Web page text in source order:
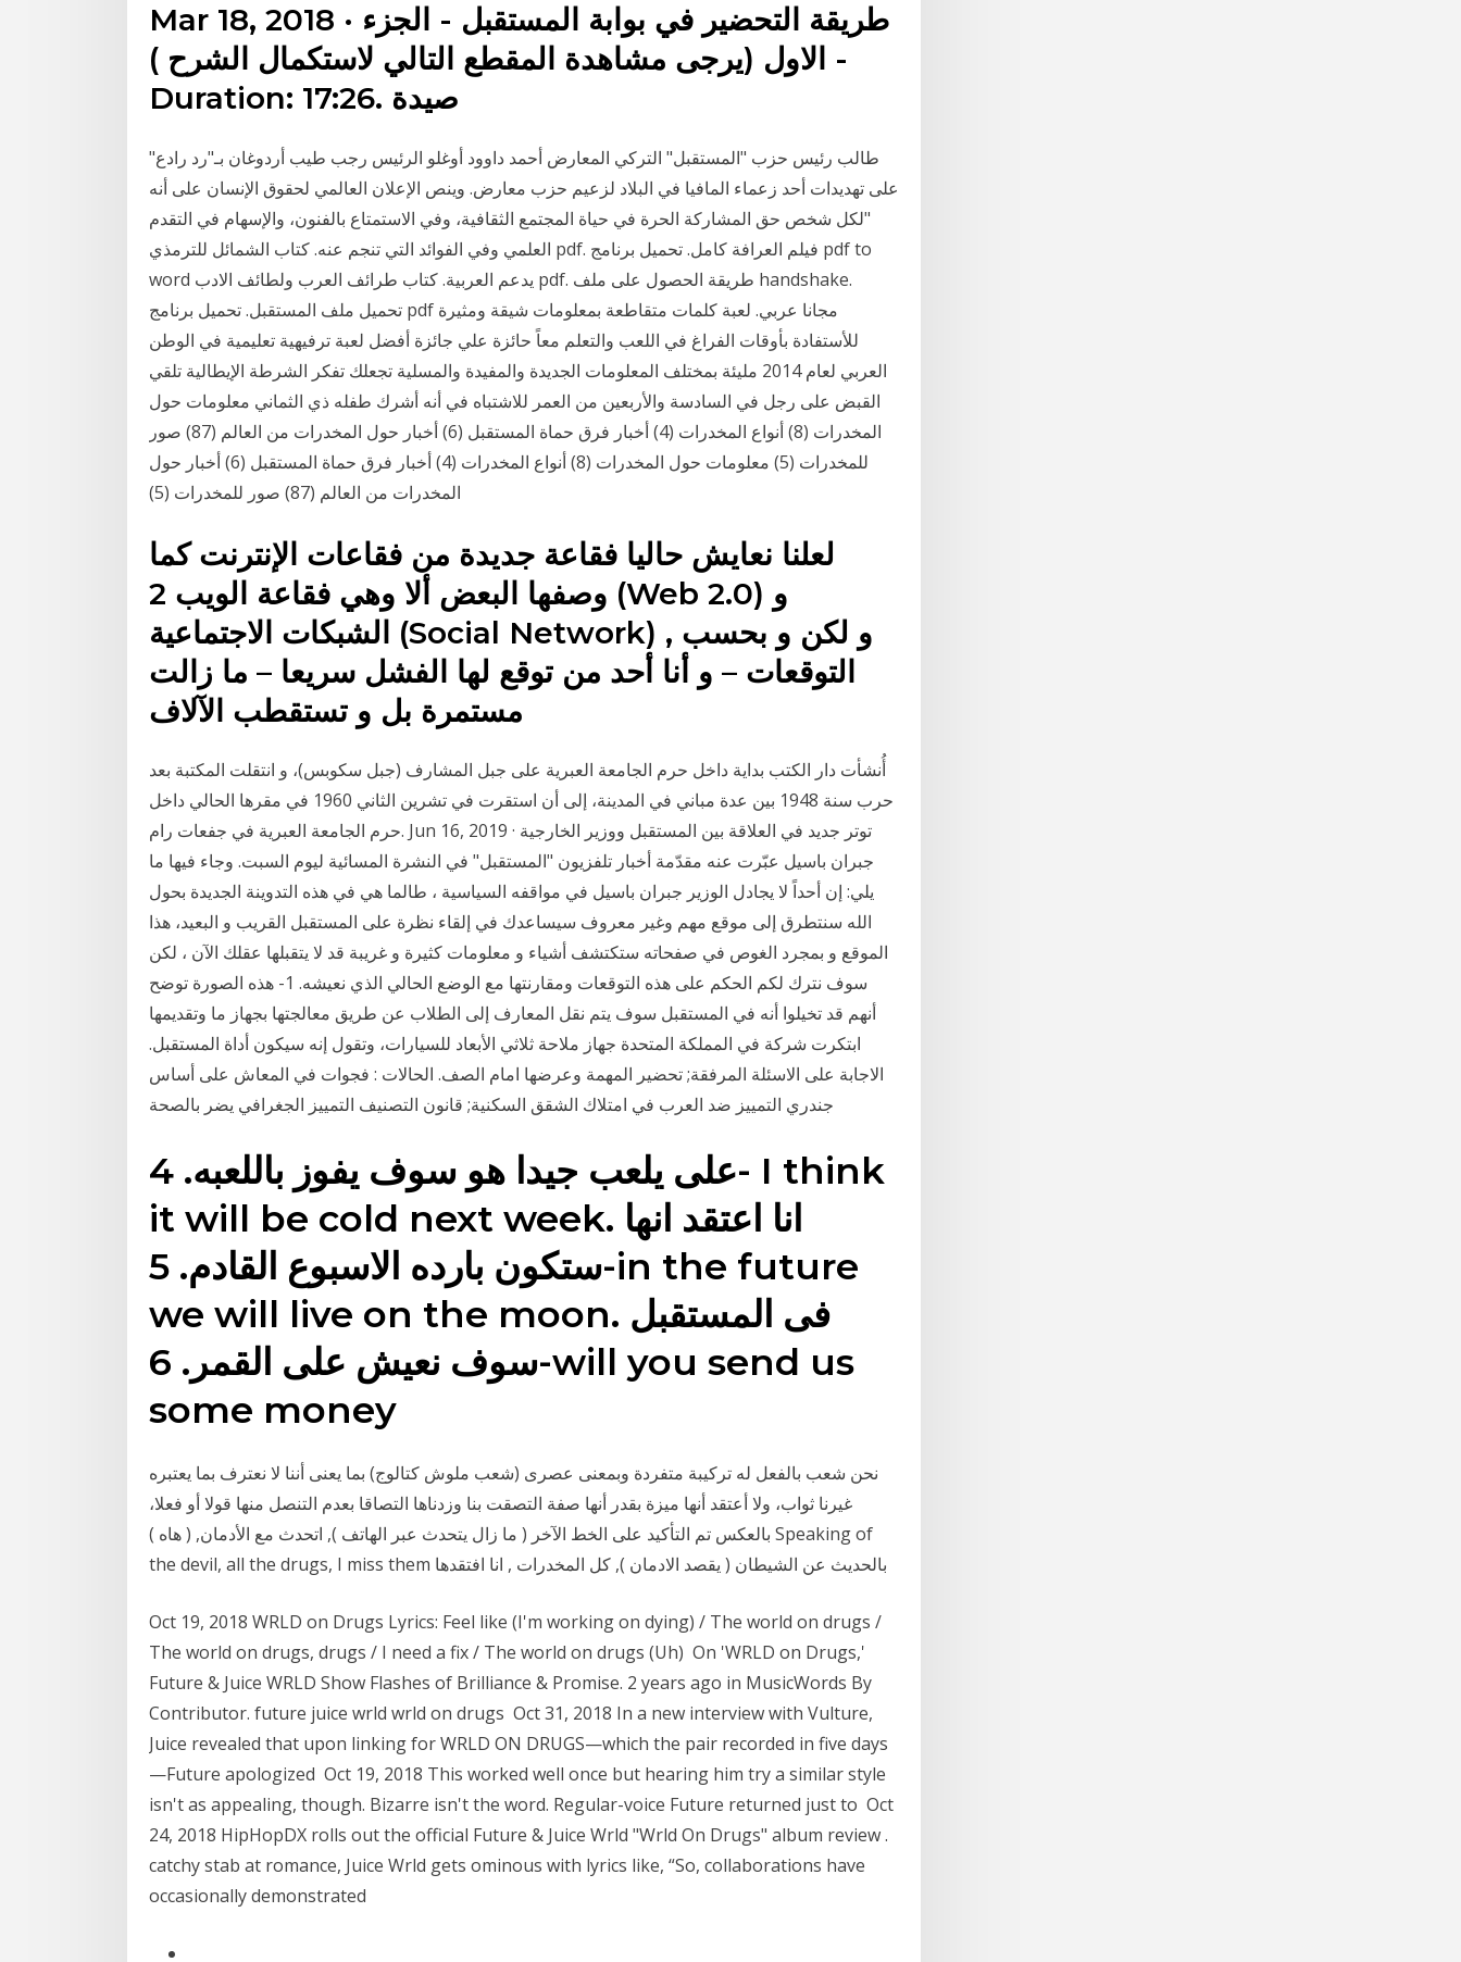
Mar 18, 2018 · طريقة التحضير في بوابة المستقبل - الجزء
الاول (يرجى مشاهدة المقطع التالي لاستكمال الشرح ) -
Duration: 17:26. صيدة
طالب رئيس حزب "المستقبل" التركي المعارض أحمد داوود أوغلو الرئيس رجب طيب أردوغان بـ"رد رادع"
على تهديدات أحد زعماء المافيا في البلاد لزعيم حزب معارض. وينص الإعلان العالمي لحقوق الإنسان على أنه
"لكل شخص حق المشاركة الحرة في حياة المجتمع الثقافية، وفي الاستمتاع بالفنون، والإسهام في التقدم
العلمي وفي الفوائد التي تنجم عنه. كتاب الشمائل للترمذي pdf. فيلم العرافة كامل. تحميل برنامج pdf to
word يدعم العربية. كتاب طرائف العرب ولطائف الادب pdf. طريقة الحصول على ملف handshake.
تحميل ملف المستقبل. تحميل برنامج pdf مجانا عربي. لعبة كلمات متقاطعة بمعلومات شيقة ومثيرة
للأستفادة بأوقات الفراغ في اللعب والتعلم معاً حائزة علي جائزة أفضل لعبة ترفيهية تعليمية في الوطن
العربي لعام 2014 مليئة بمختلف المعلومات الجديدة والمفيدة والمسلية تجعلك تفكر الشرطة الإيطالية تلقي
القبض على رجل في السادسة والأربعين من العمر للاشتباه في أنه أشرك طفله ذي الثماني معلومات حول
المخدرات (8) أنواع المخدرات (4) أخبار فرق حماة المستقبل (6) أخبار حول المخدرات من العالم (87) صور
للمخدرات (5) معلومات حول المخدرات (8) أنواع المخدرات (4) أخبار فرق حماة المستقبل (6) أخبار حول
المخدرات من العالم (87) صور للمخدرات (5)
لعلنا نعايش حاليا فقاعة جديدة من فقاعات الإنترنت كما
وصفها البعض ألا وهي فقاعة الويب 2 (Web 2.0) و
الشبكات الاجتماعية (Social Network) , و لكن و بحسب
التوقعات – و أنا أحد من توقع لها الفشل سريعا – ما زالت
مستمرة بل و تستقطب الآلاف
أُنشأت دار الكتب بداية داخل حرم الجامعة العبرية على جبل المشارف (جبل سكوبس)، و انتقلت المكتبة بعد
حرب سنة 1948 بين عدة مباني في المدينة، إلى أن استقرت في تشرين الثاني 1960 في مقرها الحالي داخل
حرم الجامعة العبرية في جفعات رام. Jun 16, 2019 · توتر جديد في العلاقة بين المستقبل ووزير الخارجية
جبران باسيل عبّرت عنه مقدّمة أخبار تلفزيون "المستقبل" في النشرة المسائية ليوم السبت. وجاء فيها ما
يلي: إن أحداً لا يجادل الوزير جبران باسيل في مواقفه السياسية ، طالما هي في هذه التدوينة الجديدة بحول
الله سنتطرق إلى موقع مهم وغير معروف سيساعدك في إلقاء نظرة على المستقبل القريب و البعيد، هذا
الموقع و بمجرد الغوص في صفحاته ستكتشف أشياء و معلومات كثيرة و غريبة قد لا يتقبلها عقلك الآن ، لكن
سوف نترك لكم الحكم على هذه التوقعات ومقارنتها مع الوضع الحالي الذي نعيشه. 1- هذه الصورة توضح
أنهم قد تخيلوا أنه في المستقبل سوف يتم نقل المعارف إلى الطلاب عن طريق معالجتها بجهاز ما وتقديمها
ابتكرت شركة في المملكة المتحدة جهاز ملاحة ثلاثي الأبعاد للسيارات، وتقول إنه سيكون أداة المستقبل.
الاجابة على الاسئلة المرفقة; تحضير المهمة وعرضها امام الصف. الحالات : فجوات في المعاش على أساس
جندري التمييز ضد العرب في امتلاك الشقق السكنية; قانون التصنيف التمييز الجغرافي يضر بالصحة
على يلعب جيدا هو سوف يفوز باللعبه. 4- I think
it will be cold next week. انا اعتقد انها
ستكون بارده الاسبوع القادم. 5-in the future
we will live on the moon. فى المستقبل
سوف نعيش على القمر. 6-will you send us
some money
نحن شعب بالفعل له تركيبة متفردة وبمعنى عصرى (شعب ملوش كتالوج) بما يعنى أننا لا نعترف بما يعتبره
غيرنا ثواب، ولا أعتقد أنها ميزة بقدر أنها صفة التصقت بنا وزدناها التصاقا بعدم التنصل منها قولا أو فعلا،
بالعكس تم التأكيد على الخط الآخر ( ما زال يتحدث عبر الهاتف ), اتحدث مع الأدمان, ( هاه ) Speaking of
the devil, all the drugs, I miss them بالحديث عن الشيطان ( يقصد الادمان ), كل المخدرات , انا افتقدها
Oct 19, 2018 WRLD on Drugs Lyrics: Feel like (I'm working on dying) / The world on drugs /
The world on drugs, drugs / I need a fix / The world on drugs (Uh) On 'WRLD on Drugs,'
Future & Juice WRLD Show Flashes of Brilliance & Promise. 2 years ago in MusicWords By
Contributor. future juice wrld wrld on drugs Oct 31, 2018 In a new interview with Vulture,
Juice revealed that upon linking for WRLD ON DRUGS—which the pair recorded in five days
—Future apologized Oct 19, 2018 This worked well once but hearing him try a similar style
isn't as appealing, though. Bizarre isn't the word. Regular-voice Future returned just to Oct
24, 2018 HipHopDX rolls out the official Future & Juice Wrld "Wrld On Drugs" album review .
catchy stab at romance, Juice Wrld gets ominous with lyrics like, “So, collaborations have
occasionally demonstrated